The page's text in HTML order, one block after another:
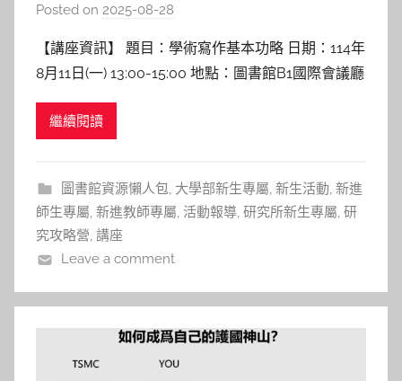
Posted on 2025-08-28
c
h
【講座資訊】 題目：學術寫作基本功略 日期：114年
8月11日(一) 13:00-15:00 地點：圖書館B1國際會議廳
講者：秦毓婷 講師 語言教學與研究中心 【講座紀
實】 學術文章架構中Body部份應包括的內容， 國立
繼續閱讀
圖書館資源懶人包, 大學部新生專屬, 新生活動, 新進
師生專屬, 新進教師專屬, 活動報導, 研究所新生專屬, 研
究攻略營, 講座
Leave a comment